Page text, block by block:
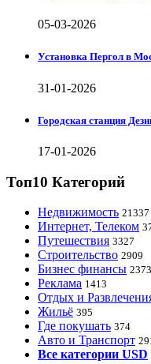
05-03-2026
Установка Пергол в
31-01-2026
Городская станция
17-01-2026
Топ10 Категорий
Недвижимость 21337
Интернет, Телеком
Путешествия 3327
Строительство 2909
Бизнес финансы 2373
Реклама 1413
Отдых и
Жильё 395
Где покушать 374
Авто и Транспорт
Все категории USD